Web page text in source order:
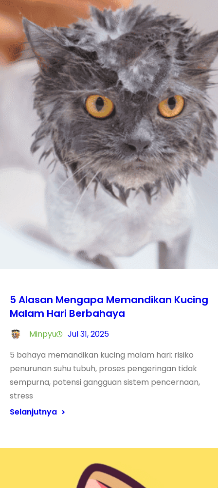
5 Alasan Mengapa Memandikan Kucing
Malam Hari Berbahaya
Minpyu
Jul 31, 2025
5 bahaya memandikan kucing malam hari: risiko
penurunan suhu tubuh, proses pengeringan tidak
sempurna, potensi gangguan sistem pencernaan,
stress
Selanjutnya